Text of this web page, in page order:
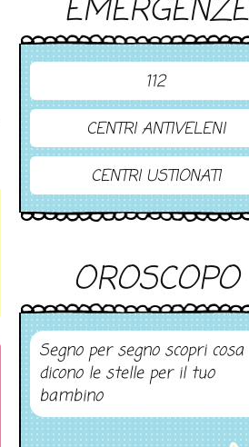
EMERGENZE
112
CENTRI ANTIVELENI
CENTRI USTIONATI
OROSCOPO
Segno per segno scopri cosa
dicono le stelle per il tuo
bambino